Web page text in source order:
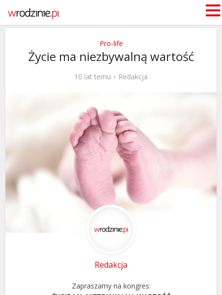
Pro-life
Życie ma niezbywalną wartość
10 lat temu Redakcja
Redakcja
Zapraszamy na kongres: